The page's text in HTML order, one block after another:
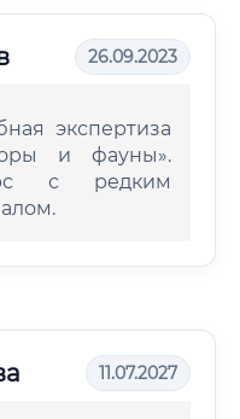
26.09.2023
экспертиза
и фауны».
с редким
11.07.2027